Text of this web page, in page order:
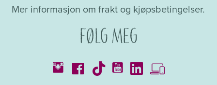
Mer informasjon om frakt og kjøpsbetingelser.
Følg meg
Kataloger